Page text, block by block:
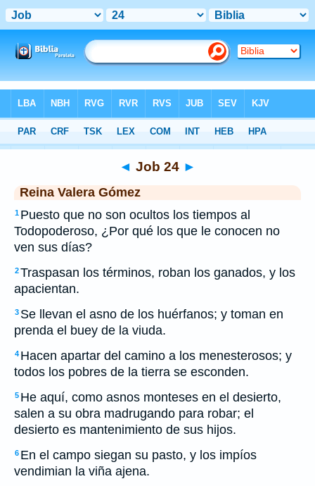
>RVG> Job 24
◄ Job 24 ►
Reina Valera Gómez
1 Puesto que no son ocultos los tiempos al
Todopoderoso, ¿Por qué los que le conocen no
ven sus días?
2Traspasan los términos, roban los ganados, y los
apacientan.
3 Se llevan el asno de los huérfanos; y toman en
prenda el buey de la viuda.
4 Hacen apartar del camino a los menesterosos; y
todos los pobres de la tierra se esconden.
5 He aquí, como asnos monteses en el desierto,
salen a su obra madrugando para robar; el
desierto es mantenimiento de sus hijos.
6 En el campo siegan su pasto, y los impíos
vendimian la viña ajena.